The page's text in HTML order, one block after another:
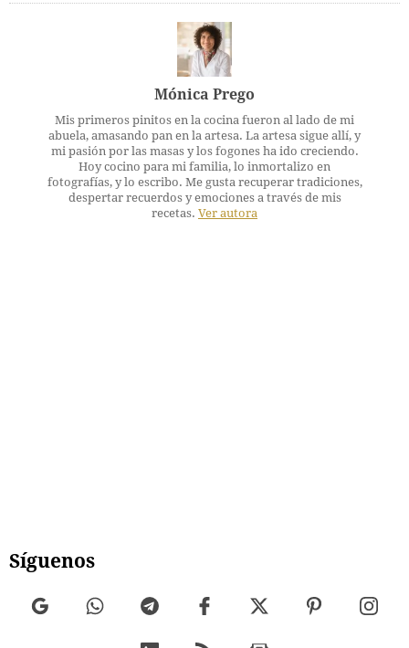
Mónica Prego
Mis primeros pinitos en la cocina fueron al lado de mi
abuela, amasando pan en la artesa. La artesa sigue allí, y
mi pasión por las masas y los fogones ha ido creciendo.
Hoy cocino para mi familia, lo inmortalizo en
fotografías, y lo escribo. Me gusta recuperar tradiciones,
despertar recuerdos y emociones a través de mis
recetas. Ver autora
Síguenos